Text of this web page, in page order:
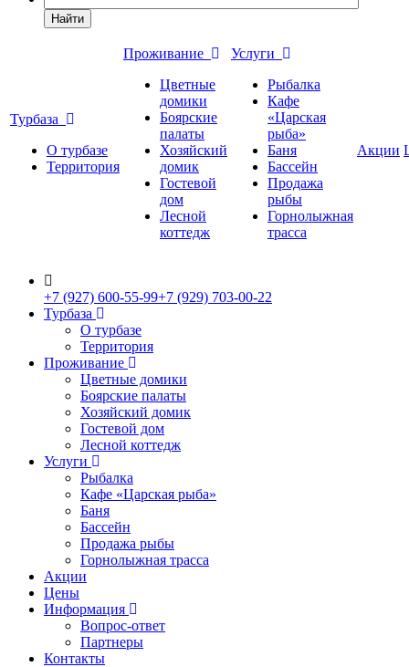
Найти
Турбаза
О турбазе
Территория
Проживание
Цветные
домики
Боярские
палаты
Хозяйский
домик
Гостевой
дом
Лесной
коттедж
Услуги
Рыбалка
Кафе
«Царская
рыба»
Баня
Бассейн
Продажа
рыбы
Горнолыжная
трасса
Акции
+7 (927) 600-55-99+7 (929) 703-00-22
Турбаза
О турбазе
Территория
Проживание
Цветные домики
Боярские палаты
Хозяйский домик
Гостевой дом
Лесной коттедж
Услуги
Рыбалка
Кафе «Царская рыба»
Баня
Бассейн
Продажа рыбы
Горнолыжная трасса
Акции
Цены
Информация
Вопрос-ответ
Партнеры
Контакты